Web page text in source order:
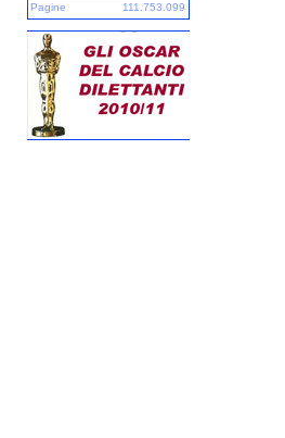
Pagine
111.753.099